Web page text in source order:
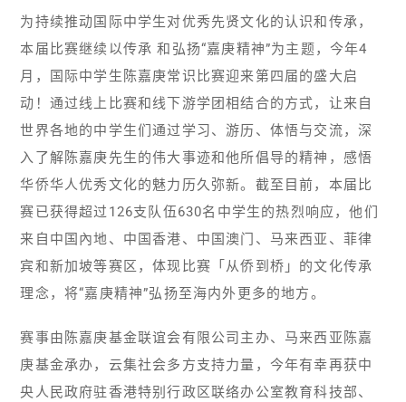
为持续推动国际中学生对优秀先贤文化的认识和传承，
本届比赛继续以传承 和弘扬“嘉庚精神”为主题，今年4
月，国际中学生陈嘉庚常识比赛迎来第四届的盛大启
动！通过线上比赛和线下游学团相结合的方式，让来自
世界各地的中学生们通过学习、游历、体悟与交流，深
入了解陈嘉庚先生的伟大事迹和他所倡导的精神，感悟
华侨华人优秀文化的魅力历久弥新。截至目前，本届比
赛已获得超过126支队伍630名中学生的热烈响应，他们
来自中国內地、中国香港、中国澳门、马来西亚、菲律
宾和新加坡等赛区，体现比赛「从侨到桥」的文化传承
理念，将“嘉庚精神”弘扬至海内外更多的地方。
赛事由陈嘉庚基金联谊会有限公司主办、马来西亚陈嘉
庚基金承办，云集社会多方支持力量，今年有幸再获中
央人民政府驻香港特别行政区联络办公室教育科技部、